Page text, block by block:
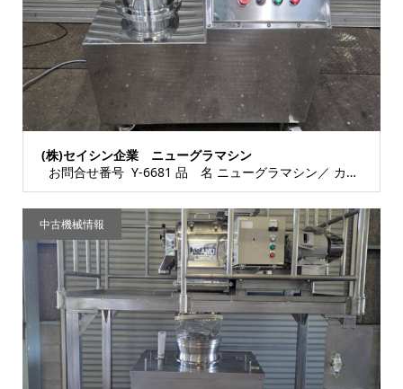
(株)セイシン企業 ニューグラマシン
お問合せ番号 Y-6681 品 名 ニューグラマシン／ カッターミル 型 式 SE...
中古機械情報